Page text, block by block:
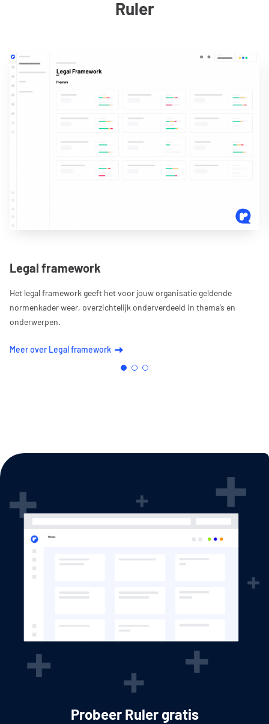
Ruler
Legal framework
Het legal framework geeft het voor jouw organisatie geldende
normenkader weer, overzichtelijk onderverdeeld in thema’s en
onderwerpen.
Meer over Legal framework
Probeer Ruler gratis